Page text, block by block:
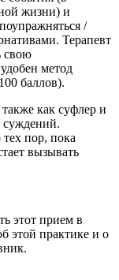
жизни) и
/
Терапевт
свою
метод
баллов).
как суфлер и
суждений.
пор, пока
вызывать
этот прием в
этой практике и о